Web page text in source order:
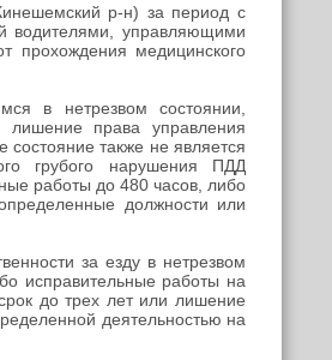
р-н) за период с
водителями, управляющими
прохождения медицинского
в нетрезвом состоянии,
права управления
состояние также не является
грубого нарушения ПДД
работы до 480 часов, либо
должности или
за езду в нетрезвом
исправительные работы на
до трех лет или лишение
деятельностью на